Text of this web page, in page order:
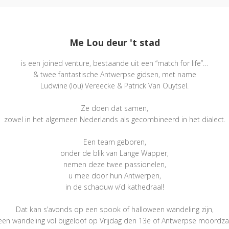
Me Lou deur 't stad
is een joined venture, bestaande uit een “match for life”…
& twee fantastische Antwerpse gidsen, met name
Ludwine (lou) Vereecke & Patrick Van Ouytsel.
Ze doen dat samen,
zowel in het algemeen Nederlands als gecombineerd in het dialect.
Een team geboren,
onder de blik van Lange Wapper,
nemen deze twee passionelen,
u mee door hun Antwerpen,
in de schaduw v/d kathedraal!
Dat kan s’avonds op een spook of halloween wandeling zijn,
wandeling vol bijgeloof op Vrijdag den 13e of Antwerpse